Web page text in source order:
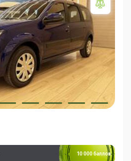
10 000 баллов